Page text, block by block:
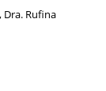
Dra. Rufina